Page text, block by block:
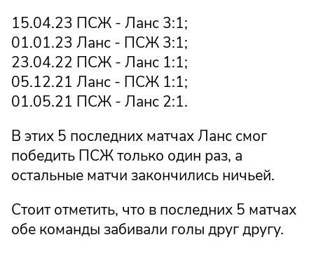
15.04.23 ПСЖ - Ланс 3:1;
01.01.23 Ланс - ПСЖ 3:1;
23.04.22 ПСЖ - Ланс 1:1;
05.12.21 Ланс - ПСЖ 1:1;
01.05.21 ПСЖ - Ланс 2:1.
В этих 5 последних матчах Ланс смог
победить ПСЖ только один раз, а
остальные матчи закончились ничьей.
Стоит отметить, что в последних 5 матчах
обе команды забивали голы друг другу.